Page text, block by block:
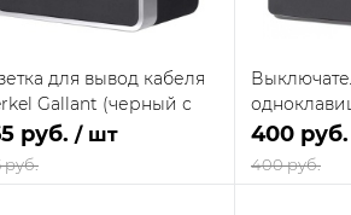
для вывод кабеля
Gallant (черный с
W5050234
руб. / шт
руб.
Gallant
серебром)
400 руб.
400 руб.